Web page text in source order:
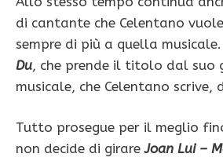
di cantante che Celentano
sempre di più a quella
Du, che prende il titolo dal suo
musicale, che Celentano scrive,
Tutto prosegue per il meglio
non decide di girareJoan Lui –